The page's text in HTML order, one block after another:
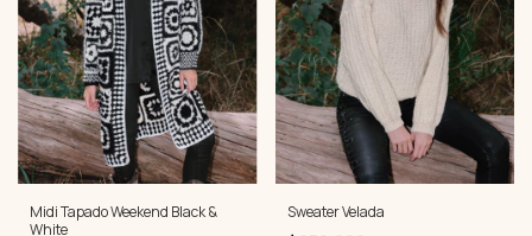
Midi Tapado Weekend Black &
White
Sweater Velada